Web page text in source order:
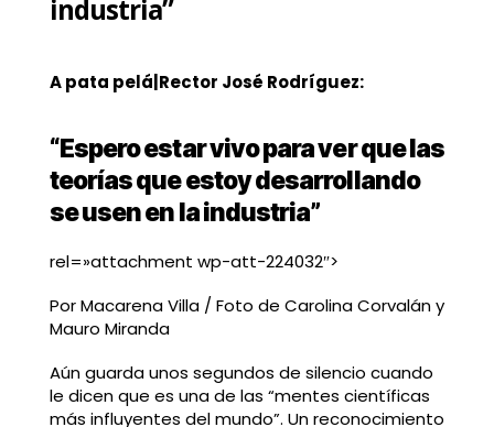
industria”
A pata pelá| Rector José Rodríguez:
“Espero estar vivo para ver que las
teorías que estoy desarrollando
se usen en la industria”
rel=»attachment wp-att-224032″>
Por Macarena Villa / Foto de Carolina Corvalán y
Mauro Miranda
Aún guarda unos segundos de silencio cuando
le dicen que es una de las “mentes científicas
más influyentes del mundo”. Un reconocimiento